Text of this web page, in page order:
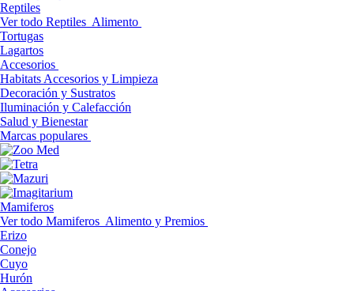
Reptiles
Ver todo Reptiles Alimento
Tortugas
Lagartos
Accesorios
Habitats Accesorios y Limpieza
Decoración y Sustratos
Iluminación y Calefacción
Salud y Bienestar
Marcas populares
Mamiferos
Ver todo Mamiferos Alimento y Premios
Erizo
Conejo
Cuyo
Hurón